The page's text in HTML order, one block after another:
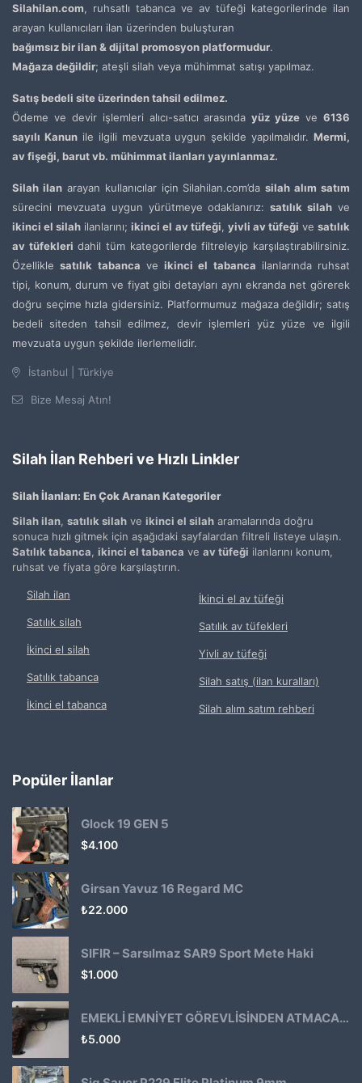
Silahilan.com, ruhsatlı tabanca ve av tüfeği kategorilerinde ilan
arayan kullanıcıları ilan üzerinden buluşturan
bağımsız bir ilan & dijital promosyon platformudur.
Mağaza değildir; ateşli silah veya mühimmat satışı yapılmaz.
Satış bedeli site üzerinden tahsil edilmez.
Ödeme ve devir işlemleri alıcı-satıcı arasındayüz yüze ve6136
sayılı Kanunile ilgili mevzuata uygun şekilde yapılmalıdır. Mermi,
av fişeği, barut vb. mühimmat ilanları yayınlanmaz.
Silah ilanarayan kullanıcılar için Silahilan.com’dasilah alım satım
sürecini mevzuata uygun yürütmeye odaklanırız:satılık silah ve
ikinci el silah ilanlarını;ikinci el av tüfeği, yivli av tüfeği vesatılık
av tüfekleri dahil tüm kategorilerde filtreleyip karşılaştırabilirsiniz.
Özelliklesatılık tabanca ve ikinci el tabanca ilanlarında ruhsat
tipi, konum, durum ve fiyat gibi detayları aynı ekranda net görerek
doğru seçime hızla gidersiniz. Platformumuz mağaza değildir; satış
bedeli siteden tahsil edilmez, devir işlemleri yüz yüze ve ilgili
mevzuata uygun şekilde ilerlemelidir.
İstanbul | Türkiye
Bize Mesaj Atın!
Silah İlan Rehberi ve Hızlı Linkler
Silah İlanları: En Çok Aranan Kategoriler
Silah ilan satılık silah ve ikinci el silah aramalarında doğru
sonuca hızlı gitmek için aşağıdaki sayfalardan filtreli listeye ulaşın.
Satılık tabanca ikinci el tabanca ve av tüfeği ilanlarını konum,
ruhsat ve fiyata göre karşılaştırın.
Silah ilan
Satılık silah
İkinci el silah
Satılık tabanca
İkinci el tabanca
İkinci el av tüfeği
Satılık av tüfekleri
Yivli av tüfeği
Silah satış (ilan kuralları)
Silah alım satım rehberi
Popüler İlanlar
Glock 19 GEN 5
$4.100
Girsan Yavuz 16 Regard MC
₺22.000
SIFIR – Sarsılmaz SAR9 Sport Mete Haki
$1.000
EMEKLİ EMNİYET GÖREVLİSİNDEN ATMACA 53 KLASİK14
₺5.000